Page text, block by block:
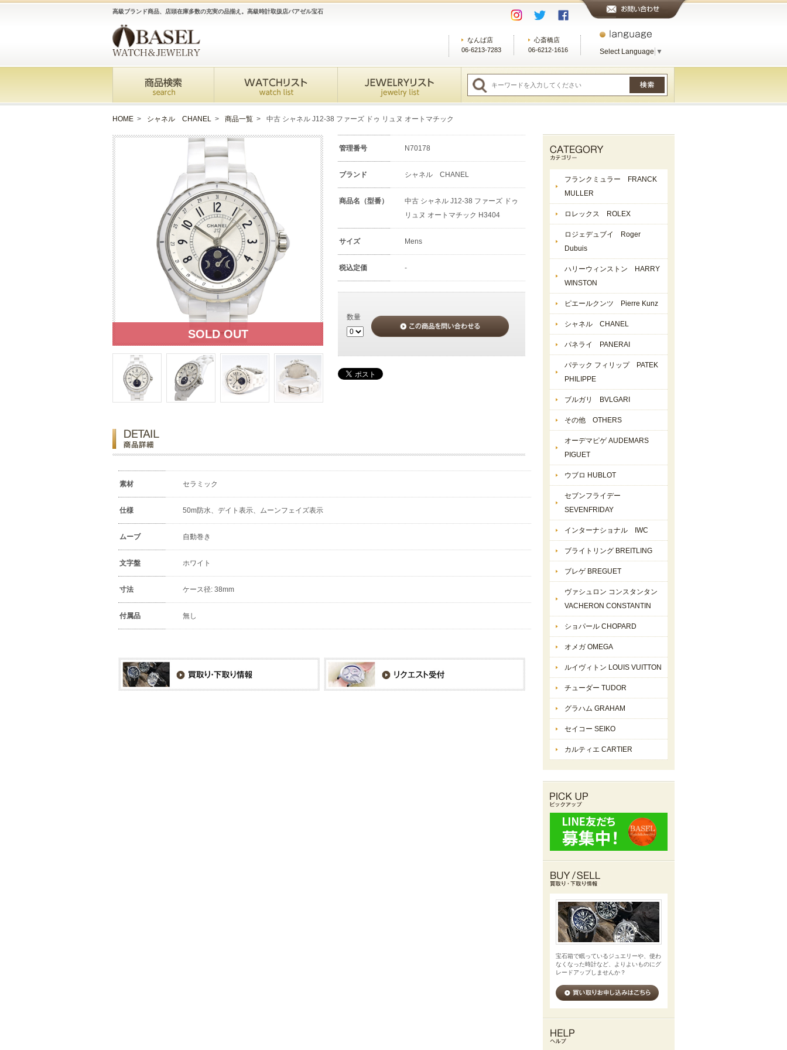
高級ブランド商品、店頭在庫多数の充実の品揃え。高級時計取扱店バアゼル宝石
なんば店
06-6213-7283
心斎橋店
06-6212-1616
Select Language ▼
HOME > シャネル CHANEL > 商品一覧 > 中古 シャネル J12-38 ファーズ ドゥ リュヌ オートマチック
管理番号 N70178
ブランド シャネル CHANEL
商品名（型番）
中古 シャネル J12-38 ファーズ ドゥ
リュヌ オートマチック H3404
サイズ Mens
税込定価 -
数量
素材 セラミック
仕様 50m防水、デイト表示、ムーンフェイズ表示
ムーブ 自動巻き
文字盤 ホワイト
寸法 ケース径: 38mm
付属品 無し
フランクミュラー FRANCK
MULLER
ロレックス ROLEX
ロジェデュブイ Roger
Dubuis
ハリーウィンストン HARRY
WINSTON
ピエールクンツ Pierre Kunz
シャネル CHANEL
パネライ PANERAI
パテック フィリップ PATEK
PHILIPPE
ブルガリ BVLGARI
その他 OTHERS
オーデマピゲ AUDEMARS
PIGUET
ウブロ HUBLOT
セブンフライデー
SEVENFRIDAY
インターナショナル IWC
ブライトリング BREITLING
ブレゲ BREGUET
ヴァシュロン コンスタンタン
VACHERON CONSTANTIN
ショパール CHOPARD
オメガ OMEGA
ルイヴィトン LOUIS VUITTON
チューダー TUDOR
グラハム GRAHAM
セイコー SEIKO
カルティエ CARTIER
宝石箱で眠っているジュエリーや、使わ
なくなった時計など、よりよいものにグ
レードアップしませんか？